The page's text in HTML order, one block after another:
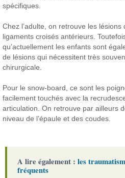
spécifiques.
Chez l’adulte, on retrouve les
ligaments croisés antérieurs.
qu’actuellement les enfants sont
de lésions qui nécessitent très
chirurgicale.
Pour le snow-board, ce sont les
facilement touchés avec la
articulation. On retrouve par ailleurs
niveau de l’épaule et des coudes.
A lire également :les
fréquents